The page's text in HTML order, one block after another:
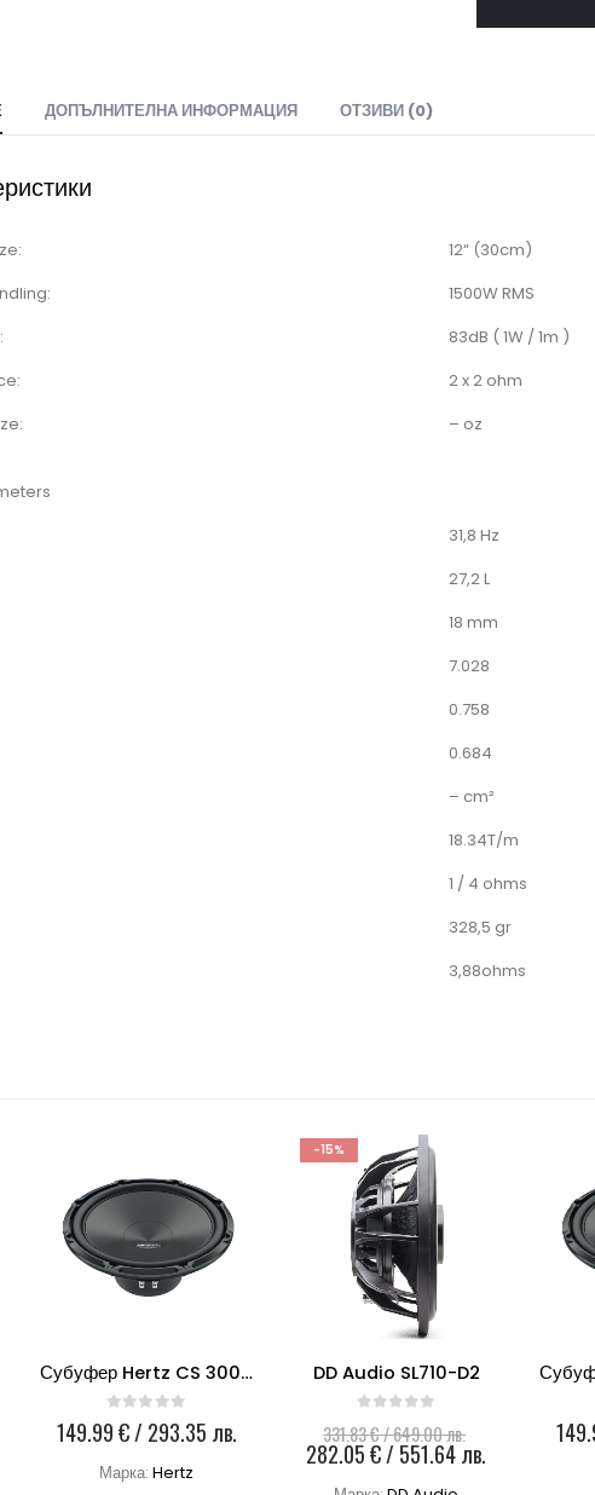
ДОПЪЛНИТЕЛНА ИНФОРМАЦИЯ ОТЗИВИ (0)
12“ (30cm)
1500W RMS
83dB ( 1W / 1m )
2 x 2 ohm
– oz
31,8 Hz
27,2 L
18 mm
7.028
0.758
0.684
– cm²
18.34T/m
1 / 4 ohms
328,5 gr
3,88ohms
Текущата
Субуфер Hertz CS 300 S4
0 out of 5
149.99€/ 293.35 лв.
Марка:Hertz
-15%
DD Audio SL710-D2
331.83€/ 649.00 лв.
price
was:
282.05€/ 551.64 лв. Текущата